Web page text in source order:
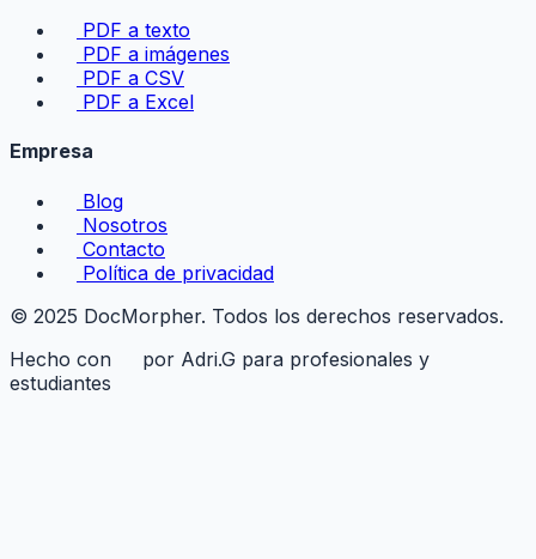
PDF a texto
PDF a imágenes
PDF a CSV
PDF a Excel
Empresa
Blog
Nosotros
Contacto
Política de privacidad
© 2025 DocMorpher. Todos los derechos reservados.
Hecho con
por Adri.G para profesionales y
estudiantes